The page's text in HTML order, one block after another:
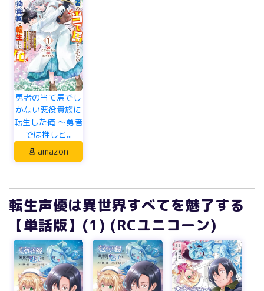
勇者の当て馬でし
かない悪役貴族に
転生した俺 ～勇者
では推しヒ...
amazon
転生声優は異世界すべてを魅了する
【単話版】(1) (RCユニコーン)